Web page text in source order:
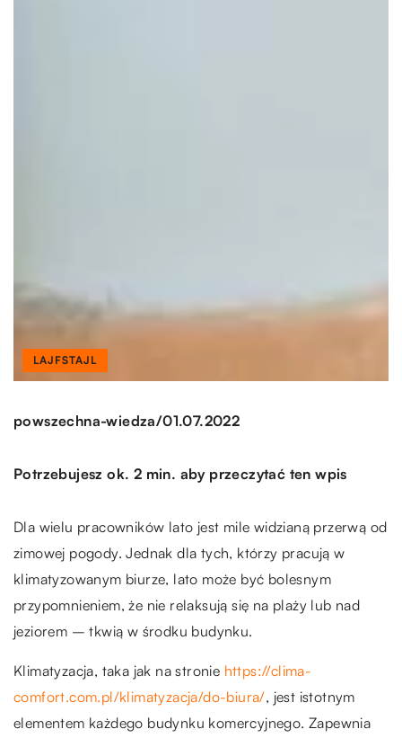
LAJFSTAJL
powszechna-wiedza/01.07.2022
Potrzebujesz ok. 2 min. aby przeczytać ten wpis
Dla wielu pracowników lato jest mile widzianą przerwą od
zimowej pogody. Jednak dla tych, którzy pracują w
klimatyzowanym biurze, lato może być bolesnym
przypomnieniem, że nie relaksują się na plaży lub nad
jeziorem – tkwią w środku budynku.
Klimatyzacja, taka jak na stronie https://clima-
comfort.com.pl/klimatyzacja/do-biura/, jest istotnym
elementem każdego budynku komercyjnego. Zapewnia